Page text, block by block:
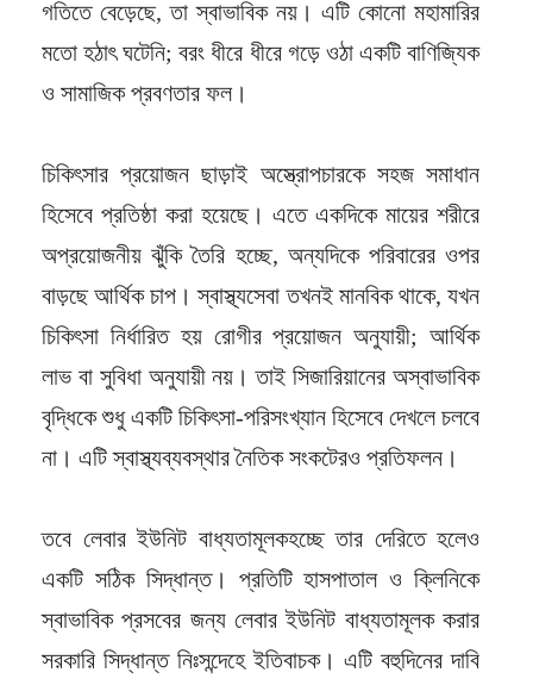
গতিতে বেড়েছে, তা স্বাভাবিক নয়। এটি কোনো মহামারির
মতো হঠাৎ ঘটেনি; বরং ধীরে ধীরে গড়ে ওঠা একটি বাণিজ্যিক
ও সামাজিক প্রবণতার ফল।
চিকিৎসার প্রয়োজন ছাড়াই অস্ত্রোপচারকে সহজ সমাধান
হিসেবে প্রতিষ্ঠা করা হয়েছে। এতে একদিকে মায়ের শরীরে
অপ্রয়োজনীয় ঝুঁকি তৈরি হচ্ছে, অন্যদিকে পরিবারের ওপর
বাড়ছে আর্থিক চাপ। স্বাস্থ্যসেবা তখনই মানবিক থাকে, যখন
চিকিৎসা নির্ধারিত হয় রোগীর প্রয়োজন অনুযায়ী; আর্থিক
লাভ বা সুবিধা অনুযায়ী নয়। তাই সিজারিয়ানের অস্বাভাবিক
বৃদ্ধিকে শুধু একটি চিকিৎসা-পরিসংখ্যান হিসেবে দেখলে চলবে
না। এটি স্বাস্থ্যব্যবস্থার নৈতিক সংকটেরও প্রতিফলন।
তবে লেবার ইউনিট বাধ্যতামূলকহচ্ছে তার দেরিতে হলেও
একটি সঠিক সিদ্ধান্ত। প্রতিটি হাসপাতাল ও ক্লিনিকে
স্বাভাবিক প্রসবের জন্য লেবার ইউনিট বাধ্যতামূলক করার
সরকারি সিদ্ধান্ত নিঃসন্দেহে ইতিবাচক। এটি বহুদিনের দাবি